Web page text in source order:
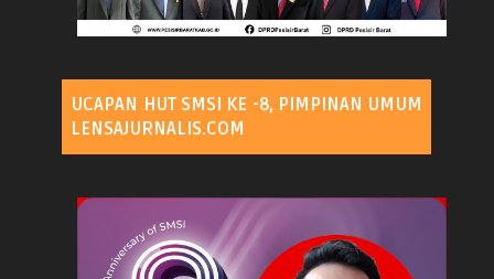
UCAPAN HUT SMSI KE -8, PIMPINAN UMUM
LENSAJURNALIS.COM